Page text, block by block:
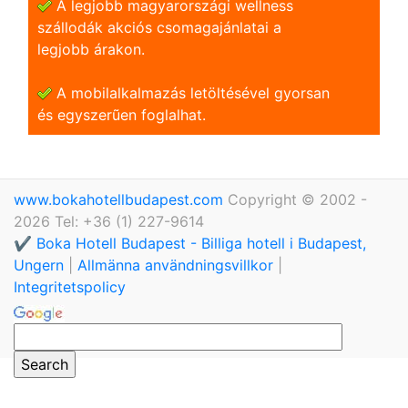
A legjobb magyarországi wellness
szállodák akciós csomagajánlatai a
legjobb árakon.
A mobilalkalmazás letöltésével gyorsan
és egyszerũen foglalhat.
www.bokahotellbudapest.com Copyright © 2002 -
2026 Tel: +36 (1) 227-9614
✔️ Boka Hotell Budapest - Billiga hotell i Budapest,
Ungern
Allmänna användningsvillkor
Integritetspolicy